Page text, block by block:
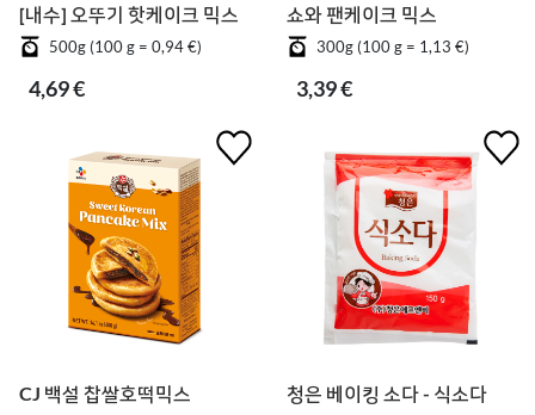
[내수] 오뚜기 핫케이크 믹스
500g (100 g = 0,94 €)
4,69 €
쇼와 팬케이크 믹스
300g (100 g = 1,13 €)
3,39 €
CJ 백설 찹쌀호떡믹스 청은 베이킹 소다 - 식소다